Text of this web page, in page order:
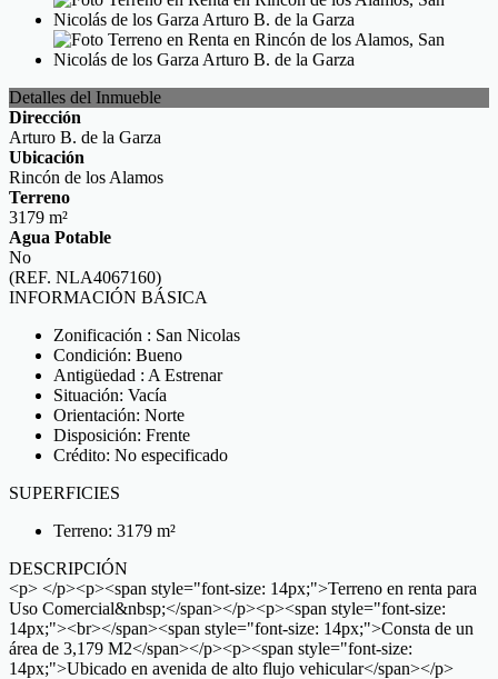
Detalles del Inmueble
Dirección
Arturo B. de la Garza
Ubicación
Rincón de los Alamos
Terreno
3179 m²
Agua Potable
No
(REF. NLA4067160)
INFORMACIÓN BÁSICA
Zonificación : San Nicolas
Condición: Bueno
Antigüedad : A Estrenar
Situación: Vacía
Orientación: Norte
Disposición: Frente
Crédito: No especificado
SUPERFICIES
Terreno: 3179 m²
DESCRIPCIÓN
<p> </p><p><span style="font-size: 14px;">Terreno en renta para
Uso Comercial&nbsp;</span></p><p><span style="font-size:
14px;"><br></span><span style="font-size: 14px;">Consta de un
área de 3,179 M2</span></p><p><span style="font-size:
14px;">Ubicado en avenida de alto flujo vehicular</span></p>